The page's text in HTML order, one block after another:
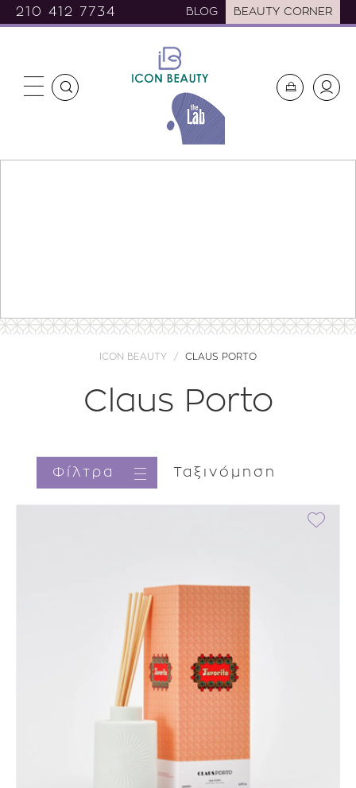
210 412 7734 BLOG BEAUTY CORNER
ICON BEAUTY CLAUS PORTO
Claus Porto
Φίλτρα Ταξινόμηση